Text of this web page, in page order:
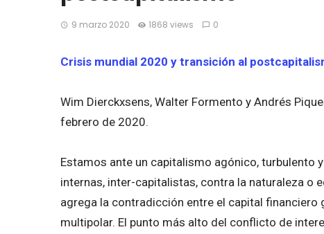
9 marzo 2020 1868 views 0
Crisis mundial 2020 y transición al
Wim Dierckxsens, Walter Formento y Andrés
febrero de 2020.
Estamos ante un capitalismo agónico,
internas, inter-capitalistas, contra la naturaleza o
agrega la contradicción entre el capital
multipolar. El punto más alto del conflicto de